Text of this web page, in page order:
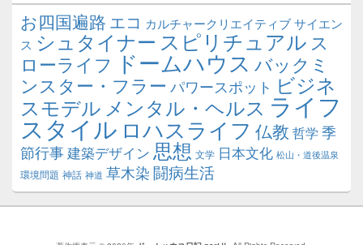
お四国遍路 エコ カルチャークリエイティブサイエン
ス シュタイナー スピリチュアル ス
ローライフ ドームハウス バックミ
ンスター・フラー パワースポット ビジネ
スモデル メンタル・ヘルス ライフ
スタイル ロハスライフ 仏教 哲学 季
節行事建築デザイン 思想 文学 日本文化 松山・道後温泉
環境問題 神話 神道 草木染 闘病生活